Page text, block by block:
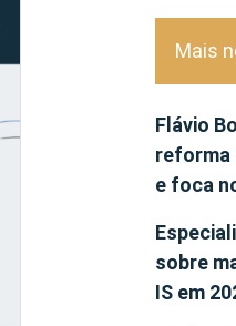
Mais
Flávio
reforma
e foca
sobre
IS em